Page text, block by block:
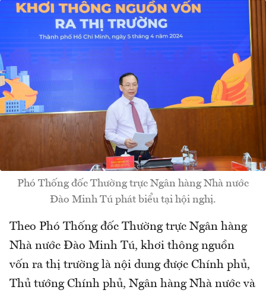
Phó Thống đốc Thường trực Ngân hàng Nhà nước
Đào Minh Tú phát biểu tại hội nghị.
Theo Phó Thống đốc Thường trực Ngân hàng
Nhà nước Đào Minh Tú, khơi thông nguồn
vốn ra thị trường là nội dung được Chính phủ,
Thủ tướng Chính phủ, Ngân hàng Nhà nước và